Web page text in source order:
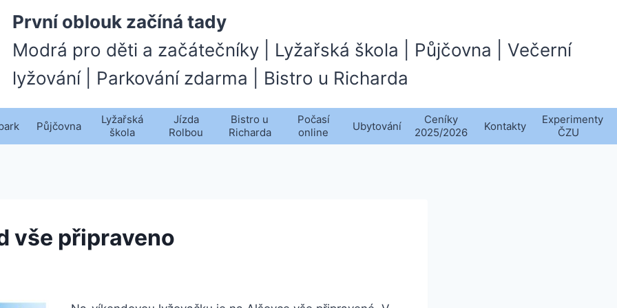
První oblouk začíná tady
Modrá pro děti a začátečníky | Lyžařská škola | Půjčovna | Večerní
lyžování | Parkování zdarma | Bistro u Richarda
Půjčovna
Lyžařská
škola
Jízda
Rolbou
Bistro u
Richarda
Počasí
online
Ubytování
Ceníky
2025/2026
Kontakty
Experimenty
ČZU
vše připraveno